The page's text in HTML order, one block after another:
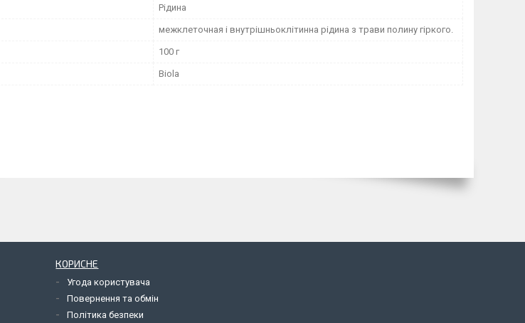
Рідина
межклеточная і внутрішньоклітинна рідина з трави полину гіркого.
100 г
Biola
КОРИСНЕ
Угода користувача
Повернення та обмін
Політика безпеки